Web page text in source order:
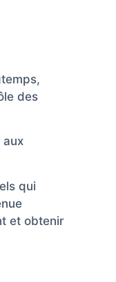
des
aux
qui
et obtenir